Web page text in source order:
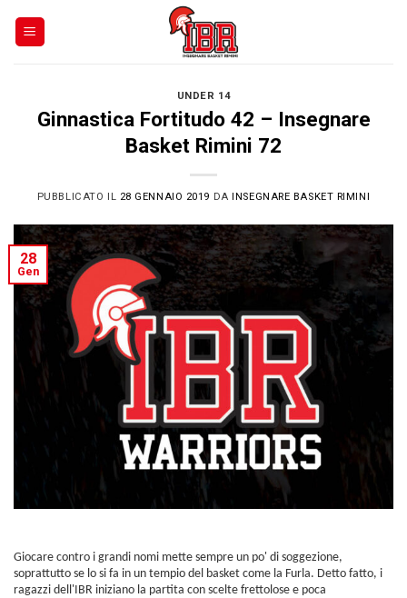
UNDER 14
Ginnastica Fortitudo 42 – Insegnare
Basket Rimini 72
PUBBLICATO IL 28 GENNAIO 2019 DAINSEGNARE BASKET RIMINI
28
Gen
Giocare contro i grandi nomi mette sempre un po' di soggezione,
soprattutto se lo si fa in un tempio del basket come la Furla. Detto fatto, i
ragazzi dell'IBR iniziano la partita con scelte frettolose e poca